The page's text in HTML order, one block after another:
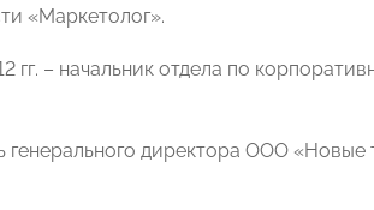
«Маркетолог».
гг. – начальник отдела по
директора ООО «Новые